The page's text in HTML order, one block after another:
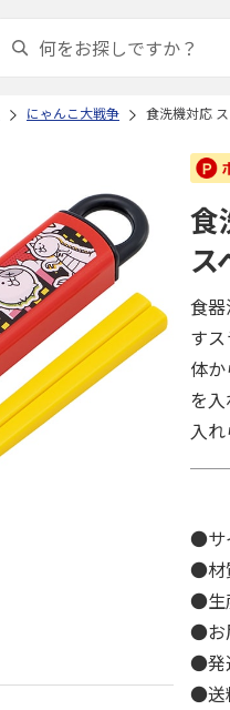
にゃんこ大戦争 食洗機対応
食
ス
食
す
体
を
入
●サ
●材
●生
●お
●発
●送